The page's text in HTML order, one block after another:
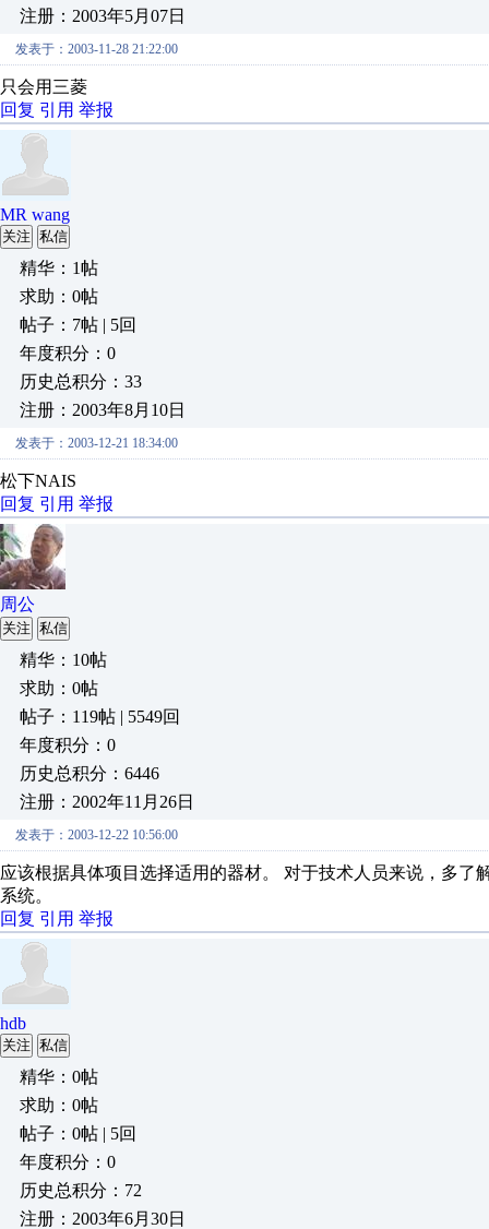
注册：2003年5月07日
发表于：2003-11-28 21:22:00
只会用三菱
回复 引用 举报
MR wang
关注 私信
精华：1帖
求助：0帖
帖子：7帖 | 5回
年度积分：0
历史总积分：33
注册：2003年8月10日
发表于：2003-12-21 18:34:00
松下NAIS
回复 引用 举报
周公
关注 私信
精华：10帖
求助：0帖
帖子：119帖 | 5549回
年度积分：0
历史总积分：6446
注册：2002年11月26日
发表于：2003-12-22 10:56:00
应该根据具体项目选择适用的器材。 对于技术人员来说，多
系统。
回复 引用 举报
hdb
关注 私信
精华：0帖
求助：0帖
帖子：0帖 | 5回
年度积分：0
历史总积分：72
注册：2003年6月30日